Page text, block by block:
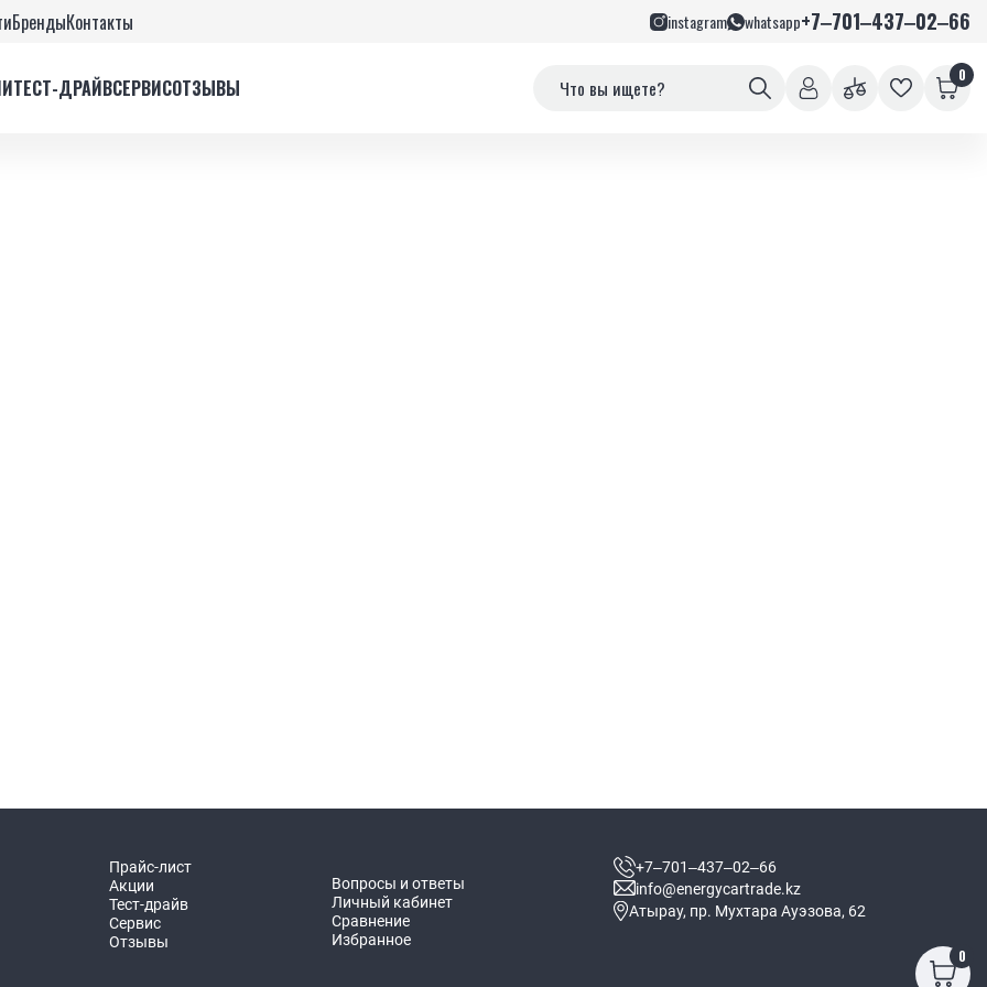
БрендыКонтакты instagram whatsapp+7‒701‒437‒02‒66
ТЕСТ-ДРАЙВСЕРВИСОТЗЫВЫ
0
Прайс-лист
Акции
Тест-драйв
Сервис
Отзывы
Вопросы и ответы
Личный кабинет
Сравнение
Избранное
+7‒701‒437‒02‒66
info@energycartrade.kz
Атырау, пр. Мухтара Ауэзова, 62
0